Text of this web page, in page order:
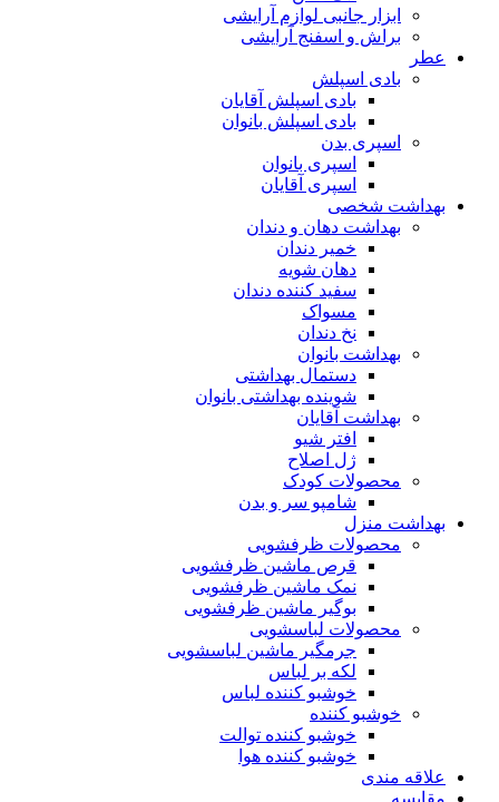
ابزار جانبی لوازم آرایشی
براش و اسفنج آرایشی
عطر
بادی اسپلش
بادی اسپلش آقایان
بادی اسپلش بانوان
اسپری بدن
اسپری بانوان
اسپری آقایان
بهداشت شخصی
بهداشت دهان و دندان
خمیر دندان
دهان شویه
سفید کننده دندان
مسواک
نخ دندان
بهداشت بانوان
دستمال بهداشتی
شوینده بهداشتی بانوان
بهداشت آقایان
افتر شیو
ژل اصلاح
محصولات کودک
شامپو سر و بدن
بهداشت منزل
محصولات ظرفشویی
قرص ماشین ظرفشویی
نمک ماشین ظرفشویی
بوگیر ماشین ظرفشویی
محصولات لباسشویی
جرمگیر ماشین لباسشویی
لکه بر لباس
خوشبو کننده لباس
خوشبو کننده
خوشبو کننده توالت
خوشبو کننده هوا
علاقه مندی
مقایسه